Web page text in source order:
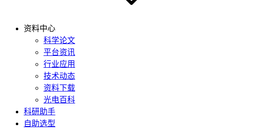
资料中心
科学论文
平台资讯
行业应用
技术动态
资料下载
光电百科
科研助手
自助选型